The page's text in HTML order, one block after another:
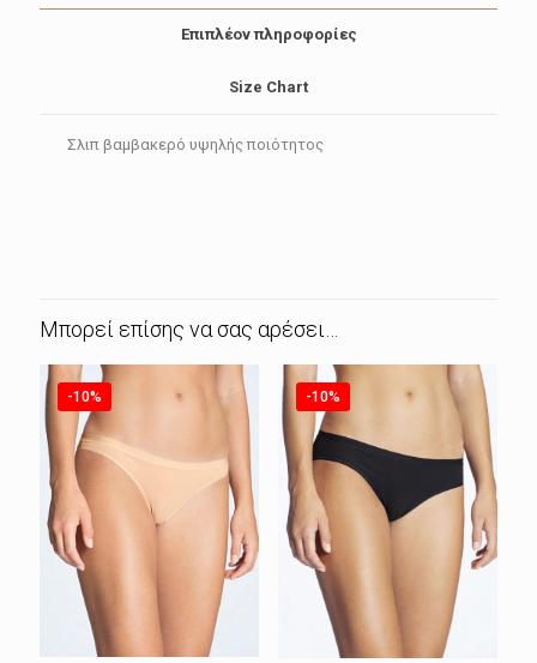
Επιπλέον πληροφορίες
Size Chart
Σλιπ βαμβακερό υψηλής ποιότητος
Μπορεί επίσης να σας αρέσει…
-10% -10%